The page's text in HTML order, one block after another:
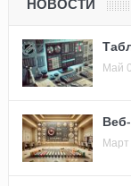
НОВОСТИ
Май
Март